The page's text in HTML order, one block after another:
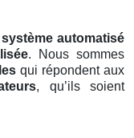
système automatisé
. Nous sommes
qui répondent aux
, qu’ils soient